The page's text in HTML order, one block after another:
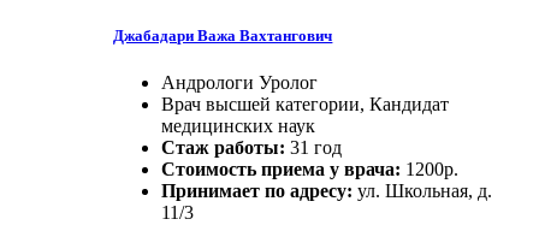
Джабадари Важа Вахтангович
Андрологи Уролог
Врач высшей категории, Кандидат
медицинских наук
Стаж работы:31 год
Стоимость приема у врача: 1200р.
Принимает по адресу:ул. Школьная, д.
11/3